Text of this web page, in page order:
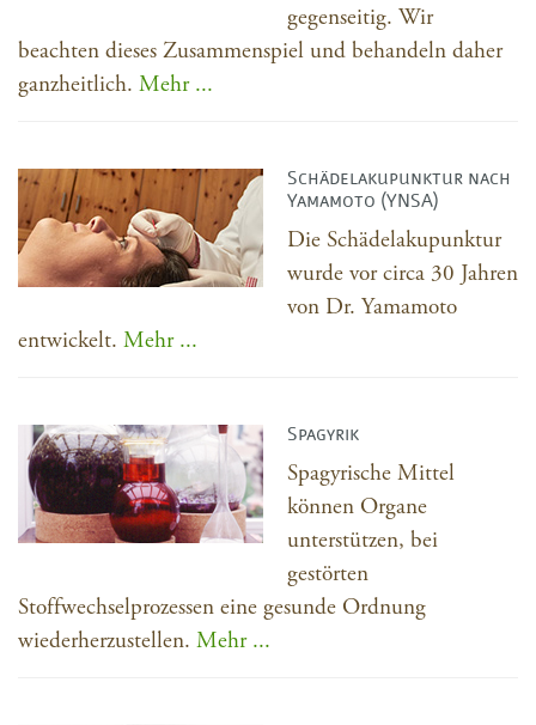
gegenseitig. Wir
beachten dieses Zusammenspiel und behandeln daher
ganzheitlich. Mehr ...
Schädelakupunktur nach
Yamamoto (YNSA)
Die Schädelakupunktur
wurde vor circa 30 Jahren
von Dr. Yamamoto
entwickelt. Mehr ...
Spagyrik
Spagyrische Mittel
können Organe
unterstützen, bei
gestörten
Stoffwechselprozessen eine gesunde Ordnung
wiederherzustellen. Mehr ...